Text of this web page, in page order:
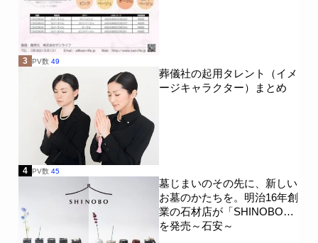
イズモ葬祭 株式会社綾川葬祭
メモリーズ株式会社 株式会社眞照堂
イズモホール フォーエバーホール
グレイスホテル 西村葬儀社
エム・エス・アイ（MSI）
平安典礼 馬九行(うまくいく)株式会社
株式会社平安
3 PV数 49
葬儀社の起用タレント（イメ
ージキャラクター）まとめ
4 PV数 45
墓じまいのその先に、新しい
お墓のかたちを。明治16年創
業の石材店が「SHINOBO」
を発売～石安～